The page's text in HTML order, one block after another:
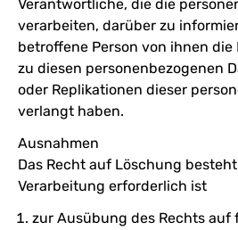
Verantwortliche, die die
verarbeiten, darüber zu
betroffene Person von ihnen
zu diesen personenbezogenen
oder Replikationen dieser
verlangt haben.
Ausnahmen
Das Recht auf Löschung
Verarbeitung erforderlich ist
zur Ausübung des Rechts auf